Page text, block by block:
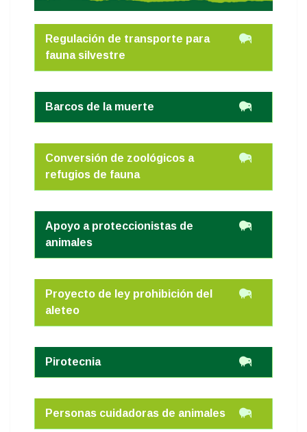
Regulación de transporte para
fauna silvestre
Barcos de la muerte
Conversión de zoológicos a
refugios de fauna
Apoyo a proteccionistas de
animales
Proyecto de ley prohibición del
aleteo
Pirotecnia
Personas cuidadoras de animales